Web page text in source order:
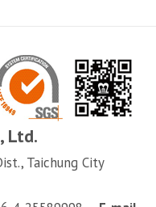
Ltd.
Taichung City